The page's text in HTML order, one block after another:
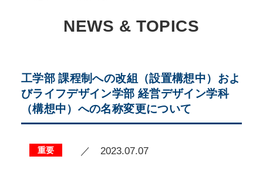
NEWS & TOPICS
工学部 課程制への改組（設置構想中）およ
びライフデザイン学部 経営デザイン学科
（構想中）への名称変更について
重要 ／ 2023.07.07